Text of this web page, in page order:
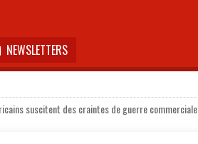
NEWSLETTERS
suscitent des craintes de guerre commerciale